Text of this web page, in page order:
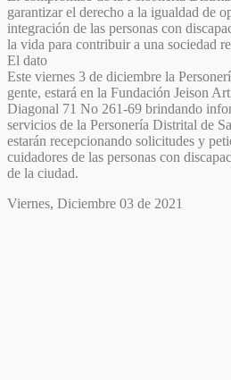
garantizar el derecho a la igualdad de
integración de las personas con
la vida para contribuir a una sociedad
El dato
Este viernes 3 de diciembre la
gente, estará en la Fundación Jeison
Diagonal 71 No 261-69 brindando
servicios de la Personería Distrital de
estarán recepcionando solicitudes y
cuidadores de las personas con
de la ciudad.
Viernes, Diciembre 03 de 2021